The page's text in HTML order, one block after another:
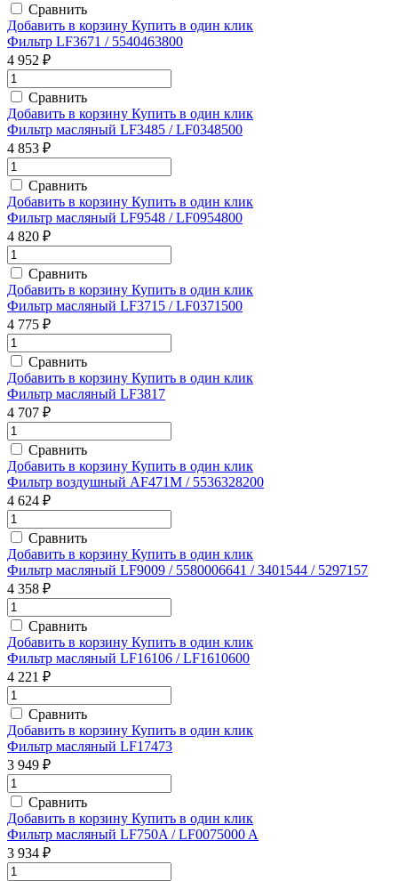
Сравнить
Добавить в корзину Купить в один клик
Фильтр LF3671 / 5540463800
4 952 ₽
Сравнить
Добавить в корзину Купить в один клик
Фильтр масляный LF3485 / LF0348500
4 853 ₽
Сравнить
Добавить в корзину Купить в один клик
Фильтр масляный LF9548 / LF0954800
4 820 ₽
Сравнить
Добавить в корзину Купить в один клик
Фильтр масляный LF3715 / LF0371500
4 775 ₽
Сравнить
Добавить в корзину Купить в один клик
Фильтр масляный LF3817
4 707 ₽
Сравнить
Добавить в корзину Купить в один клик
Фильтр воздушный AF471M / 5536328200
4 624 ₽
Сравнить
Добавить в корзину Купить в один клик
Фильтр масляный LF9009 / 5580006641 / 3401544 / 5297157
4 358 ₽
Сравнить
Добавить в корзину Купить в один клик
Фильтр масляный LF16106 / LF1610600
4 221 ₽
Сравнить
Добавить в корзину Купить в один клик
Фильтр масляный LF17473
3 949 ₽
Сравнить
Добавить в корзину Купить в один клик
Фильтр масляный LF750A / LF0075000 A
3 934 ₽